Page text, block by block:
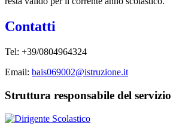
Contatti
Tel: +39/0804964324
Email: bais069002@istruzione.it
Struttura responsabile del servizio